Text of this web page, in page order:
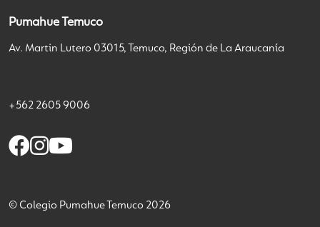
Pumahue Temuco
Av. Martin Lutero 03015, Temuco, Región de La Araucanía
+562 2605 9006
© Colegio Pumahue Temuco 2026